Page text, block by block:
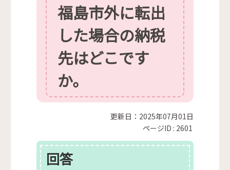
福島市外に転出
した場合の納税
先はどこです
か。
更新日：2025年07月01日
ページID : 2601
回答